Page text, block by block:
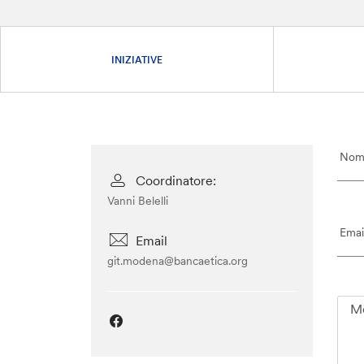
INIZIATIVE
Coordinatore:
Vanni Belelli
Email
git.modena@bancaetica.org